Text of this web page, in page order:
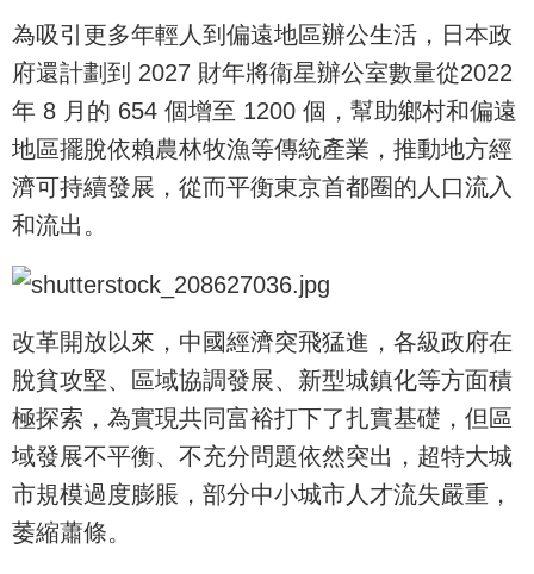
為吸引更多年輕人到偏遠地區辦公生活，日本政
府還計劃到 2027 財年將衞星辦公室數量從2022
年 8 月的 654 個增至 1200 個，幫助鄉村和偏遠
地區擺脫依賴農林牧漁等傳統產業，推動地方經
濟可持續發展，從而平衡東京首都圈的人口流入
和流出。
改革開放以來，中國經濟突飛猛進，各級政府在
脫貧攻堅、區域協調發展、新型城鎮化等方面積
極探索，為實現共同富裕打下了扎實基礎，但區
域發展不平衡、不充分問題依然突出，超特大城
市規模過度膨脹，部分中小城市人才流失嚴重，
萎縮蕭條。